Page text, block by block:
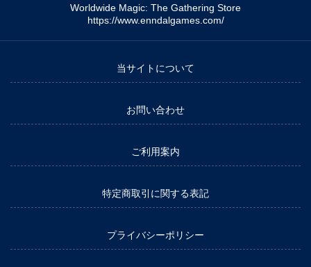
Worldwide Magic: The Gathering Store
https://www.enndalgames.com/
当サイトについて
お問い合わせ
ご利用案内
特定商取引に関する表記
プライバシーポリシー